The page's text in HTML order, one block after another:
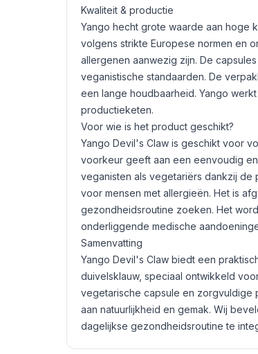
Kwaliteit & productie
Yango hecht grote waarde aan hoge
volgens strikte Europese normen en
allergenen aanwezig zijn. De
veganistische standaarden. De
een lange houdbaarheid. Yango
productieketen.
Voor wie is het product geschikt?
Yango Devil's Claw is geschikt voor
voorkeur geeft aan een eenvoudig
veganisten als vegetariërs dankzij
voor mensen met allergieën. Het is
gezondheidsroutine zoeken. Het
onderliggende medische
Samenvatting
Yango Devil's Claw biedt een
duivelsklauw, speciaal ontwikkeld
vegetarische capsule en zorgvuldige
aan natuurlijkheid en gemak. Wij
dagelijkse gezondheidsroutine te